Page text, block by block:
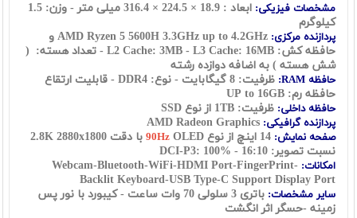
مشخصات فیزیکی:
ابعاد : 18.9 × 224.5 × 316.4 میلی متر - وزن: 1.5
کیلوگرم
پردازنده مرکزی: AMD Ryzen 5 5600H 3.3GHz up to 4.2GHz و
حافظه کش: L2 Cache: 3MB - L3 Cache: 16MB - تعداد هسته: (
شش هسته ) به اضافه دوازده رشته
حافظه RAM:
ظرفیت: 8 گیگابایت - نوع: DDR4 - قابلیت ارتقاع
حافظه رم: UP to 16GB
حافظه داخلی: ظرفیت: 1TB از نوع SSD
پردازنده گرافیکی:
صفحه نمایش: 90Hz
OLED با دقت 2.8K 2880x1800
نسبت تصویر: 16:10 - DCI-P3: 100%
امکانات: Webcam-Bluetooth-WiFi-HDMI Port-FingerPrint-
Backlit Keyboard-USB Type-C Support Display Port
سایر مشخصات:
باتری 3 سلولی 70 وات ساعت - کیبورد با نور پس
زمینه -حسگر اثر انگشت